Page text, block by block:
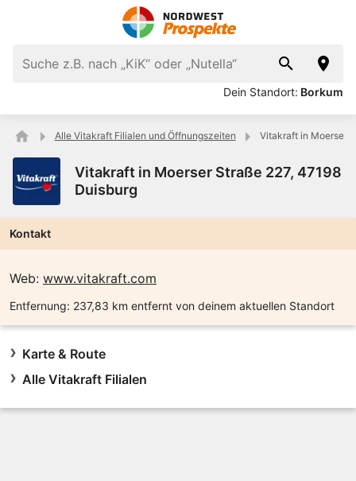
Dein Standort: Borkum
Alle Vitakraft Filialen und Öffnungszeiten Vitakraft in Moerser
Vitakraft in Moerser Straße 227, 47198
Duisburg
Kontakt
Web: www.vitakraft.com
Entfernung: 237,83 km entfernt von deinem aktuellen Standort
Karte & Route
Alle Vitakraft Filialen